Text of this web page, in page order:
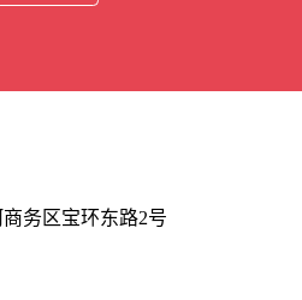
务区宝环东路2号